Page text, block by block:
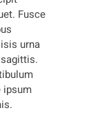
Fusce
urna
ipsum